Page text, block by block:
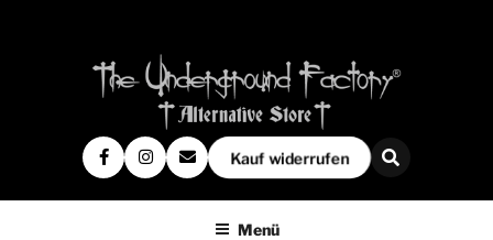
Kauf widerrufen
Menü